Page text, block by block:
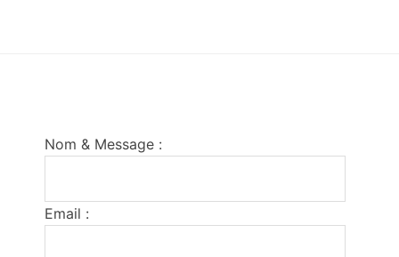
Nom & Message :
Email :